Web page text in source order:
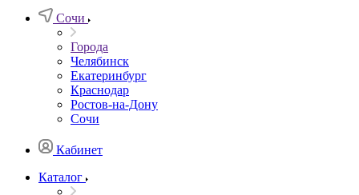
Сочи
Города
Челябинск
Екатеринбург
Краснодар
Ростов-на-Дону
Сочи
Кабинет
Каталог